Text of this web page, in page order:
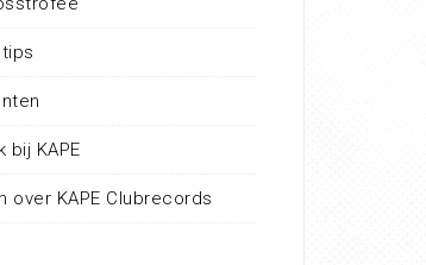
bij KAPE
over KAPE Clubrecords